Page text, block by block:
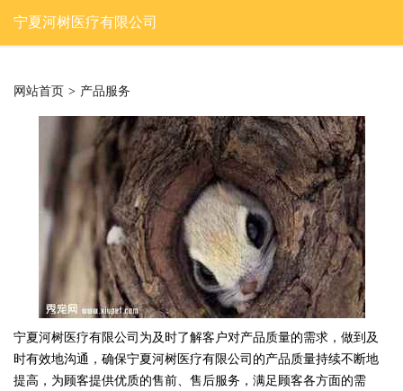
宁夏河树医疗有限公司
网站首页 > 产品服务
宁夏河树医疗有限公司为及时了解客户对产品质量的需求，做到及
时有效地沟通，确保宁夏河树医疗有限公司的产品质量持续不断地
提高，为顾客提供优质的售前、售后服务，满足顾客各方面的需